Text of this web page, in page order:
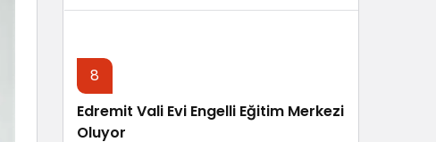
8
Edremit Vali Evi Engelli Eğitim Merkezi
Oluyor